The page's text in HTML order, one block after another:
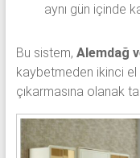
aynı gün içinde
Bu sistem, Alemdağ
kaybetmeden ikinci el
çıkarmasına olanak